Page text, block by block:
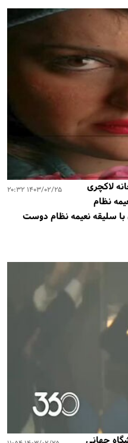
۱۴۰۳/۰۲/۲۵ ۲۰:۳۲
لاکچری
نظام
سلیقه نعیمه نظام دوست